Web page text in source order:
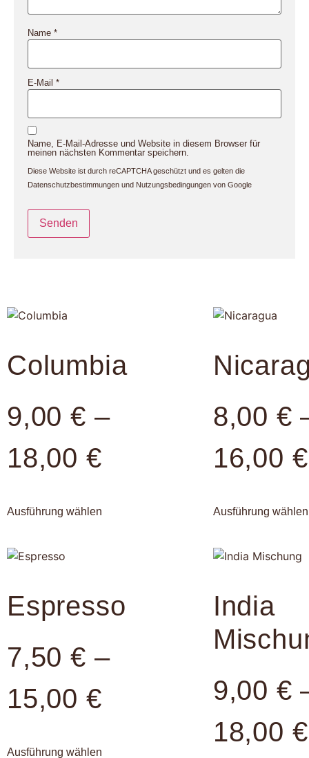
Name *
E-Mail *
Name, E-Mail-Adresse und Website in diesem Browser für
meinen nächsten Kommentar speichern.
Diese Website ist durch reCAPTCHA geschützt und es gelten die
Datenschutzbestimmungen und Nutzungsbedingungen von Google
Columbia
9,00 € –
18,00 €
Ausführung wählen
8,00 €
16,00 €
Ausführung wählen
Espresso
7,50 € –
15,00 €
Ausführung wählen
India
9,00 €
18,00 €